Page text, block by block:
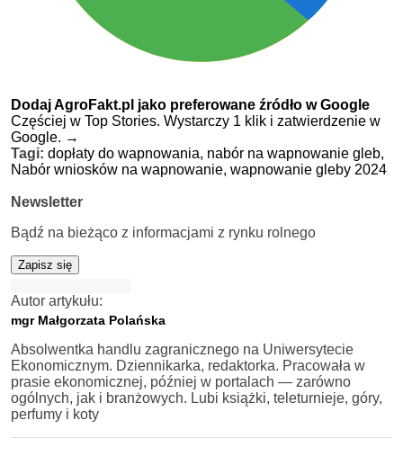
Dodaj AgroFakt.pl jako preferowane źródło w Google
Częściej w Top Stories. Wystarczy 1 klik i zatwierdzenie w
Google. →
Tagi: dopłaty do wapnowania, nabór na wapnowanie gleb,
Nabór wniosków na wapnowanie, wapnowanie gleby 2024
Newsletter
Bądź na bieżąco z informacjami z rynku rolnego
Zapisz się
Autor artykułu:
mgr Małgorzata Polańska
Absolwentka handlu zagranicznego na Uniwersytecie
Ekonomicznym. Dziennikarka, redaktorka. Pracowała w
prasie ekonomicznej, później w portalach — zarówno
ogólnych, jak i branżowych. Lubi książki, teleturnieje, góry,
perfumy i koty